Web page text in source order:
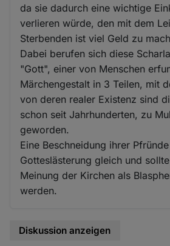
da sie dadurch eine wichtige
verlieren würde, den mit dem
Sterbenden ist viel Geld zu
Dabei berufen sich diese
"Gott", einer von Menschen
Märchengestalt in 3 Teilen, mit
von deren realer Existenz sind
schon seit Jahrhunderten, zu
geworden.
Eine Beschneidung ihrer
Gotteslästerung gleich und
Meinung der Kirchen als
werden.
Diskussion anzeigen